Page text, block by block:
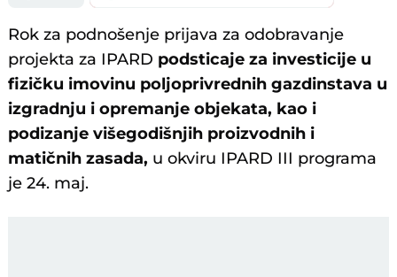
Rok za podnošenje prijava za odobravanje
projekta za IPARD podsticaje za investicije u
fizičku imovinu poljoprivrednih gazdinstava u
izgradnju i opremanje objekata, kao i
podizanje višegodišnjih proizvodnih i
matičnih zasada, u okviru IPARD III programa
je 24. maj.